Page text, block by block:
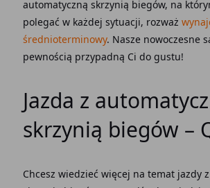
automatyczną skrzynią biegów, na
polegać w każdej sytuacji, rozważ
średnioterminowy. Nasze nowoczesne
pewnością przypadną Ci do gustu!
Jazda z
skrzynią biegów –
Chcesz wiedzieć więcej na temat jazdy z